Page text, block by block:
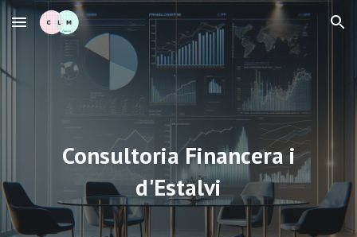
Skip to main content Skip to navigation
Consultoria Financera i
d'Estalvi